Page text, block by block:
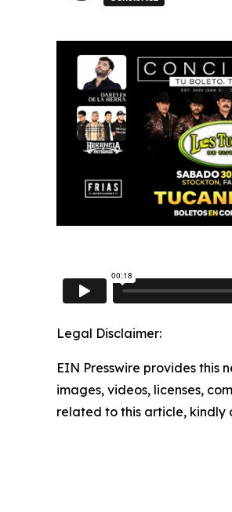
Legal Disclaimer:
EIN Presswire provides this
images, videos, licenses,
related to this article,